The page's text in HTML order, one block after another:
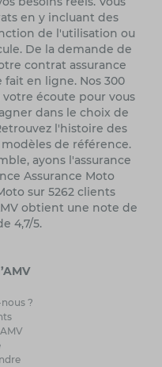
en y incluant des
de l'utilisation ou
De la demande de
contrat assurance
fait en ligne. Nos 300
écoute pour vous
dans le choix de
l'histoire des
de référence.
ayons l'assurance
Assurance Moto
sur 5262 clients
obtient une note de
4,7/5.
?